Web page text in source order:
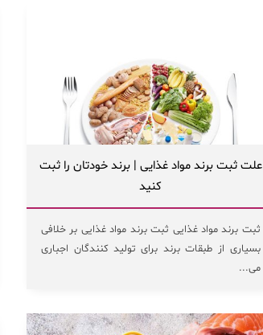
علت ثبت برند مواد غذایی | برند خودتان را ثبت
کنید
ثبت برند مواد غذایی ثبت برند مواد غذایی بر خلافی
بسیاری از طبقات برند برای تولید کنندگان اجباری
می...